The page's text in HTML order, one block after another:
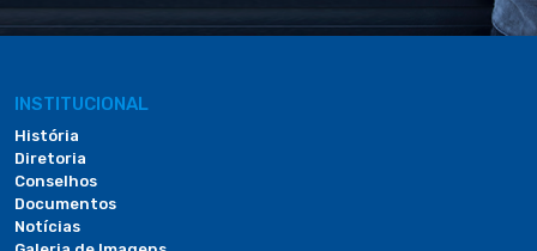
INSTITUCIONAL
História
Diretoria
Conselhos
Documentos
Notícias